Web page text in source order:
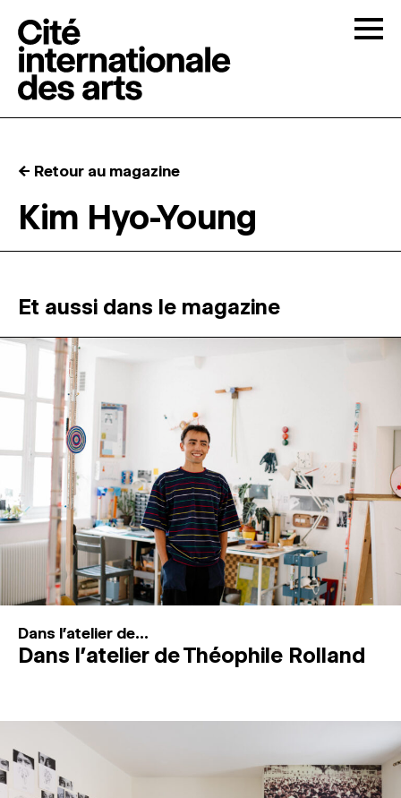
RÉSIDENCES ↓
ATELIERS OUVERTS
PROGRAMMATION
MAGAZINE
ESPACES DE PRATIQUE ARTISTIQUE ↓
Recherche
Connexion
← Retour au magazine
Kim Hyo-Young
Et aussi dans le magazine
Dans l'atelier de...
Dans l’atelier de Théophile Rolland